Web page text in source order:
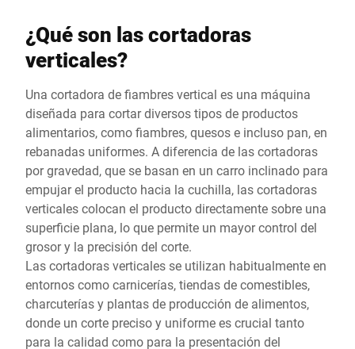
venta no se interrumpe
innecesariamente.||La
VSP Flex también es
digitalización de los
procesos en la sala de
preparación: con nuestra
solución MyOrder puede
realizar la gestión de
pedidos directamente a
través de la pantalla táctil
de su solución Flex y
encargarse puntualmente
de la producción previa
del género pedido.
Cuando los clientes se
presentan en el
¿Qué son las cortadoras
verticales?
Una cortadora de fiambres vertical es una máquina
diseñada para cortar diversos tipos de productos
alimentarios, como fiambres, quesos e incluso pan, en
rebanadas uniformes. A diferencia de las cortadoras
por gravedad, que se basan en un carro inclinado para
empujar el producto hacia la cuchilla, las cortadoras
verticales colocan el producto directamente sobre una
superficie plana, lo que permite un mayor control del
grosor y la precisión del corte.
Las cortadoras verticales se utilizan habitualmente en
entornos como carnicerías, tiendas de comestibles,
charcuterías y plantas de producción de alimentos,
donde un corte preciso y uniforme es crucial tanto
para la calidad como para la presentación del